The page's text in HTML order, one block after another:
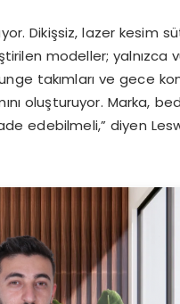
Dikişsiz, lazer kesim
modeller; yalnızca
takımları ve gece
oluşturuyor. Marka,
edebilmeli,” diyen